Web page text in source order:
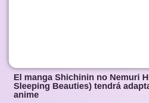
El manga Shichinin no Nemuri
Sleeping Beauties) tendrá
anime